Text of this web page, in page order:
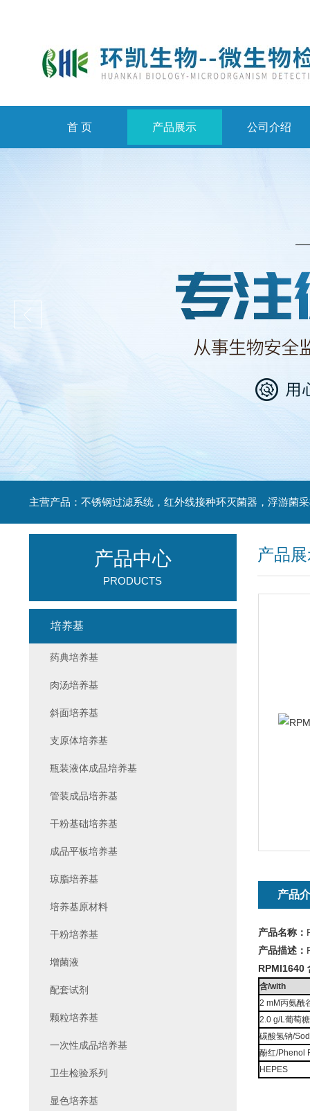
首 页 产品展示 公司介绍
产品
产品
产品名称：
产品描述：
RPMI1640
含/with
2 mM丙氨酰
2.0 g/L葡萄
碳酸氢钠/
酚红/Phenol
HEPES
产品中心
PRODUCTS
培养基
药典培养基
肉汤培养基
斜面培养基
支原体培养基
瓶装液体成品培养基
管装成品培养基
干粉基础培养基
成品平板培养基
琼脂培养基
培养基原材料
干粉培养基
增菌液
配套试剂
颗粒培养基
一次性成品培养基
卫生检验系列
显色培养基